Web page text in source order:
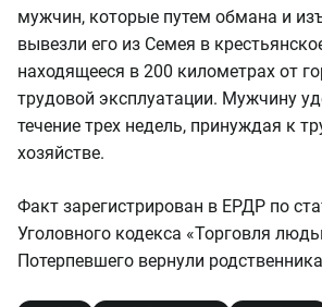
мужчин, которые путем обмана и
вывезли его из Семея в
находящееся в 200 километрах от
трудовой эксплуатации. Мужчину
течение трех недель, принуждая к
хозяйстве.
Факт зарегистрирован в ЕРДР по
Уголовного кодекса «Торговля
Потерпевшего вернули